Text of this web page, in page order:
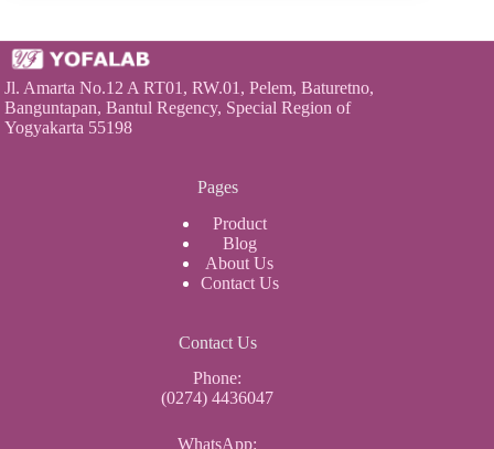
Jl. Amarta No.12 A RT01, RW.01, Pelem, Baturetno,
Banguntapan, Bantul Regency, Special Region of
Yogyakarta 55198
Pages
Product
Blog
About Us
Contact Us
Contact Us
Phone:
(0274) 4436047
WhatsApp: